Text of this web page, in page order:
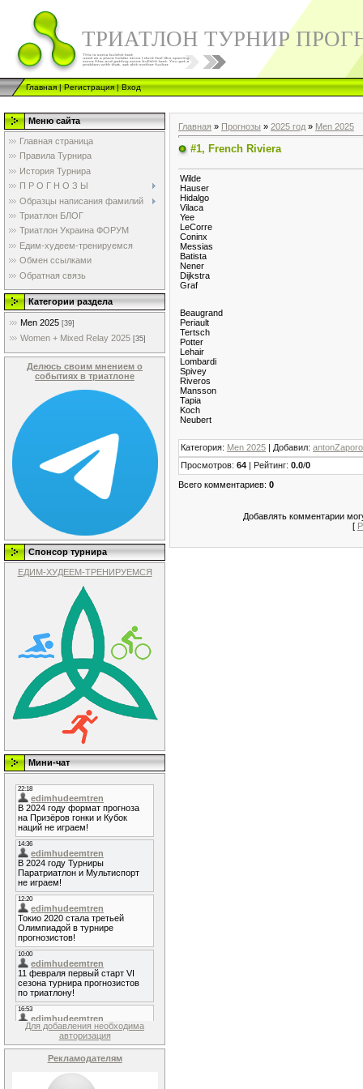
ТРИАТЛОН ТУРНИР
Главная|Регистрация|Вход
Меню сайта
Главная страница
Правила Турнира
История Турнира
П Р О Г Н О З Ы
Образцы написания фамилий
Триатлон БЛОГ
Триатлон Украина ФОРУМ
Едим-худеем-тренируемся
Обмен ссылками
Обратная связь
Категории раздела
Men 2025 [39]
Women + Mixed Relay 2025 [35]
Делюсь своим мнением о
событиях в триатлоне
Спонсор турнира
ЕДИМ-ХУДЕЕМ-ТРЕНИРУЕМСЯ
Мини-чат
Для добавления необходима
авторизация
Рекламодателям
Главная » Прогнозы » 2025 год » Men 2025
#1, French Riviera
Wilde
Hauser
Hidalgo
Vilaca
Yee
LeCorre
Coninx
Messias
Batista
Nener
Dijkstra
Graf
Beaugrand
Periault
Tertsch
Potter
Lehair
Lombardi
Spivey
Riveros
Mansson
Tapia
Koch
Neubert
Категория: Men 2025 | Добавил:
Просмотров: 64 | Рейтинг: 0.0/0
Всего комментариев: 0
Добавлять комментарии
[